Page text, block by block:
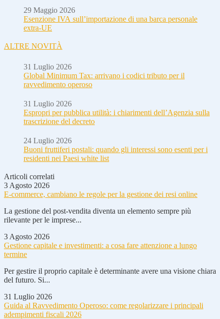
29 Maggio 2026
Esenzione IVA sull’importazione di una barca personale
extra-UE
ALTRE NOVITÀ
31 Luglio 2026
Global Minimum Tax: arrivano i codici tributo per il
ravvedimento operoso
31 Luglio 2026
Espropri per pubblica utilità: i chiarimenti dell’Agenzia sulla
trascrizione del decreto
24 Luglio 2026
Buoni fruttiferi postali: quando gli interessi sono esenti per i
residenti nei Paesi white list
Articoli correlati
3 Agosto 2026
E-commerce, cambiano le regole per la gestione dei resi online
La gestione del post-vendita diventa un elemento sempre più
rilevante per le imprese...
3 Agosto 2026
Gestione capitale e investimenti: a cosa fare attenzione a lungo
termine
Per gestire il proprio capitale è determinante avere una visione chiara
del futuro. Si...
31 Luglio 2026
Guida al Ravvedimento Operoso: come regolarizzare i principali
adempimenti fiscali 2026